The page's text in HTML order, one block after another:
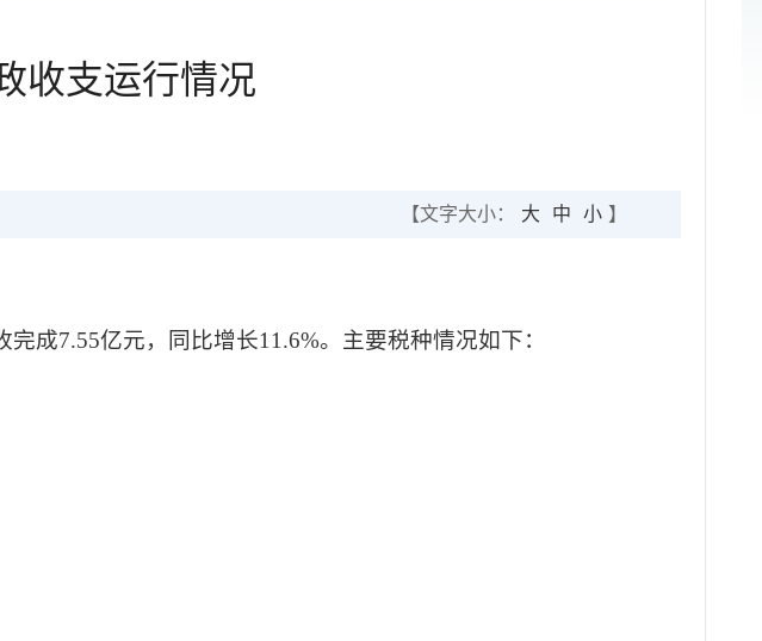
收支运行情况
【文字大小： 大 中 小 】
成7.55亿元，同比增长11.6%。主要税种情况如下：